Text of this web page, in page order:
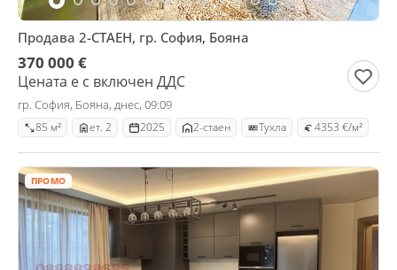
Продава 2-СТАЕН, гр. София, Бояна
370 000 €
Цената е с включен ДДС
гр. София, Бояна, днес, 09:09
85 м² ет. 2 2025 2-стаен Тухла 4353 €/м²
ПРОМО